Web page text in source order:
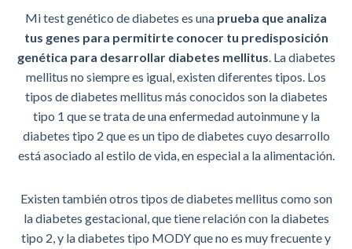
Mi test genético de diabetes es una prueba que analiza
tus genes para permitirte conocer tu predisposición
genética para desarrollar diabetes mellitus. La diabetes
mellitus no siempre es igual, existen diferentes tipos. Los
tipos de diabetes mellitus más conocidos son la diabetes
tipo 1 que se trata de una enfermedad autoinmune y la
diabetes tipo 2 que es un tipo de diabetes cuyo desarrollo
está asociado al estilo de vida, en especial a la alimentación.
Existen también otros tipos de diabetes mellitus como son
la diabetes gestacional, que tiene relación con la diabetes
tipo 2, y la diabetes tipo MODY que no es muy frecuente y